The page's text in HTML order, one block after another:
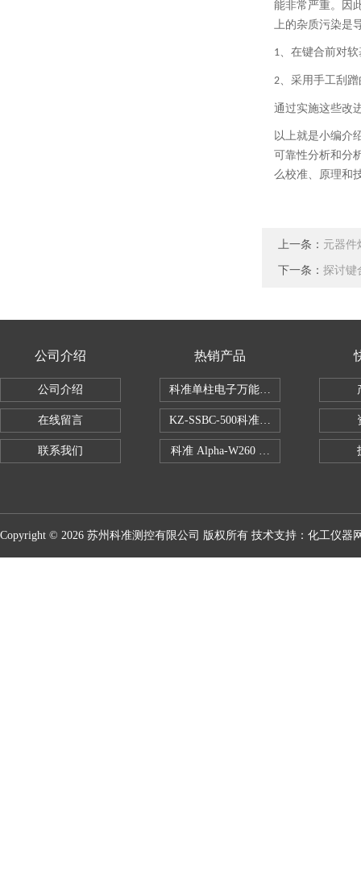
能非常严重。因
上的杂质污染是
1、 在键合前对
2、 采用手工刮
通过实施这些改
以上就是小编介
可靠性分析和分
么校准、原理和
上一条： 元器件
下一条： 探讨键
公司介绍
公司介绍
在线留言
联系我们
热销产品
科准单柱电子万能拉力机KZ-SSBC-500
KZ-SSBC-500科准单柱电子万能试验
科准 Alpha-W260 半导体全自动推拉
Copyright © 2026 苏州科准测控有限公司 版权所有 技术支持： 化工仪器